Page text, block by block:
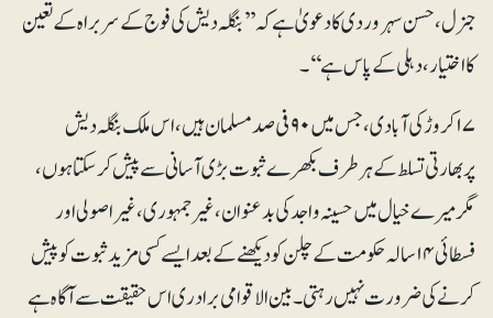
جنرل، حسن سہروردی کا دعویٰ ہے کہ ’’بنگلہ دیش کی فوج کے سربراہ کے تعین
کا اختیار، دہلی کےپاس ہے‘‘۔
۱۷ کروڑ کی آبادی، جس میں ۹۰ فی صد مسلمان ہیں، اس ملک بنگلہ دیش
پربھارتی تسلط کے ہر طرف بکھرے ثبوت بڑی آسانی سے پیش کر سکتا ہوں،
مگر میرے خیال میں حسینہ واجد کی بدعنوان، غیرجمہوری، غیراصولی اور
فسطائی ۱۴ سالہ حکومت کے چلن کو دیکھنے کے بعد ایسے کسی مزید ثبوت کو پیش
کرنے کی ضرورت نہیں رہتی۔ بین الاقوامی برادری اس حقیقت سے آگاہ ہے